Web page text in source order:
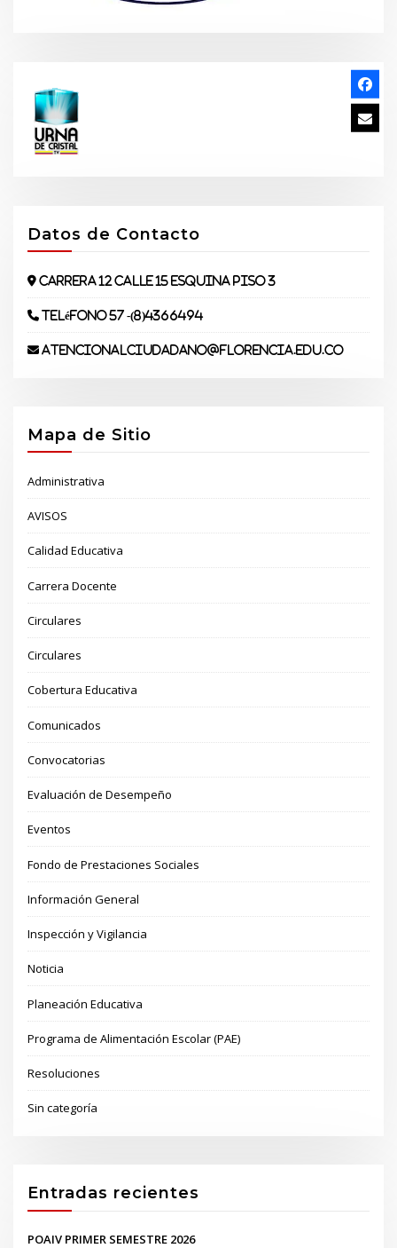
Datos de Contacto
Carrera 12 Calle 15 Esquina piso 3
Teléfono 57 -(8)4366494
atencionalciudadano@florencia.edu.co
Mapa de Sitio
Administrativa
AVISOS
Calidad Educativa
Carrera Docente
Circulares
Circulares
Cobertura Educativa
Comunicados
Convocatorias
Evaluación de Desempeño
Eventos
Fondo de Prestaciones Sociales
Información General
Inspección y Vigilancia
Noticia
Planeación Educativa
Programa de Alimentación Escolar (PAE)
Resoluciones
Sin categoría
Entradas recientes
POAIV PRIMER SEMESTRE 2026